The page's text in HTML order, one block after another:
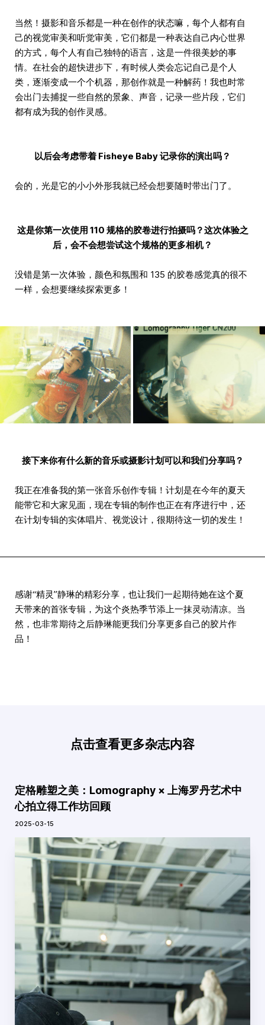
当然！摄影和音乐都是一种在创作的状态嘛，每个人都有自
己的视觉审美和听觉审美，它们都是一种表达自己内心世界
的方式，每个人有自己独特的语言，这是一件很美妙的事
情。在社会的超快进步下，有时候人类会忘记自己是个人
类，逐渐变成一个个机器，那创作就是一种解药！我也时常
会出门去捕捉一些自然的景象、声音，记录一些片段，它们
都有成为我的创作灵感。
以后会考虑带着 Fisheye Baby 记录你的演出吗？
会的，光是它的小小外形我就已经会想要随时带出门了。
这是你第一次使用 110 规格的胶卷进行拍摄吗？这次体验之
后，会不会想尝试这个规格的更多相机？
没错是第一次体验，颜色和氛围和 135 的胶卷感觉真的很不
一样，会想要继续探索更多！
接下来你有什么新的音乐或摄影计划可以和我们分享吗？
我正在准备我的第一张音乐创作专辑！计划是在今年的夏天
能带它和大家见面，现在专辑的制作也正在有序进行中，还
在计划专辑的实体唱片、视觉设计，很期待这一切的发生！
感谢“精灵”静琳的精彩分享，也让我们一起期待她在这个夏
天带来的首张专辑，为这个炎热季节添上一抹灵动清凉。当
然，也非常期待之后静琳能更我们分享更多自己的胶片作
品！
点击查看更多杂志内容
定格雕塑之美：Lomography × 上海罗丹艺术中
心拍立得工作坊回顾
2025-03-15